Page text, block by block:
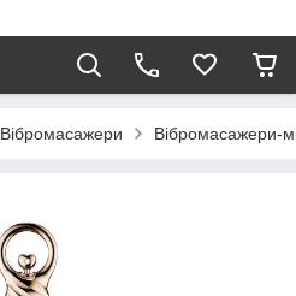
Вібромасажери Вібромасажери-